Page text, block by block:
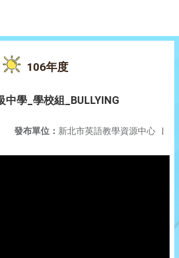
106年度
中學_學校組_BULLYING
發布單位： 新北市英語教學資源中心 |